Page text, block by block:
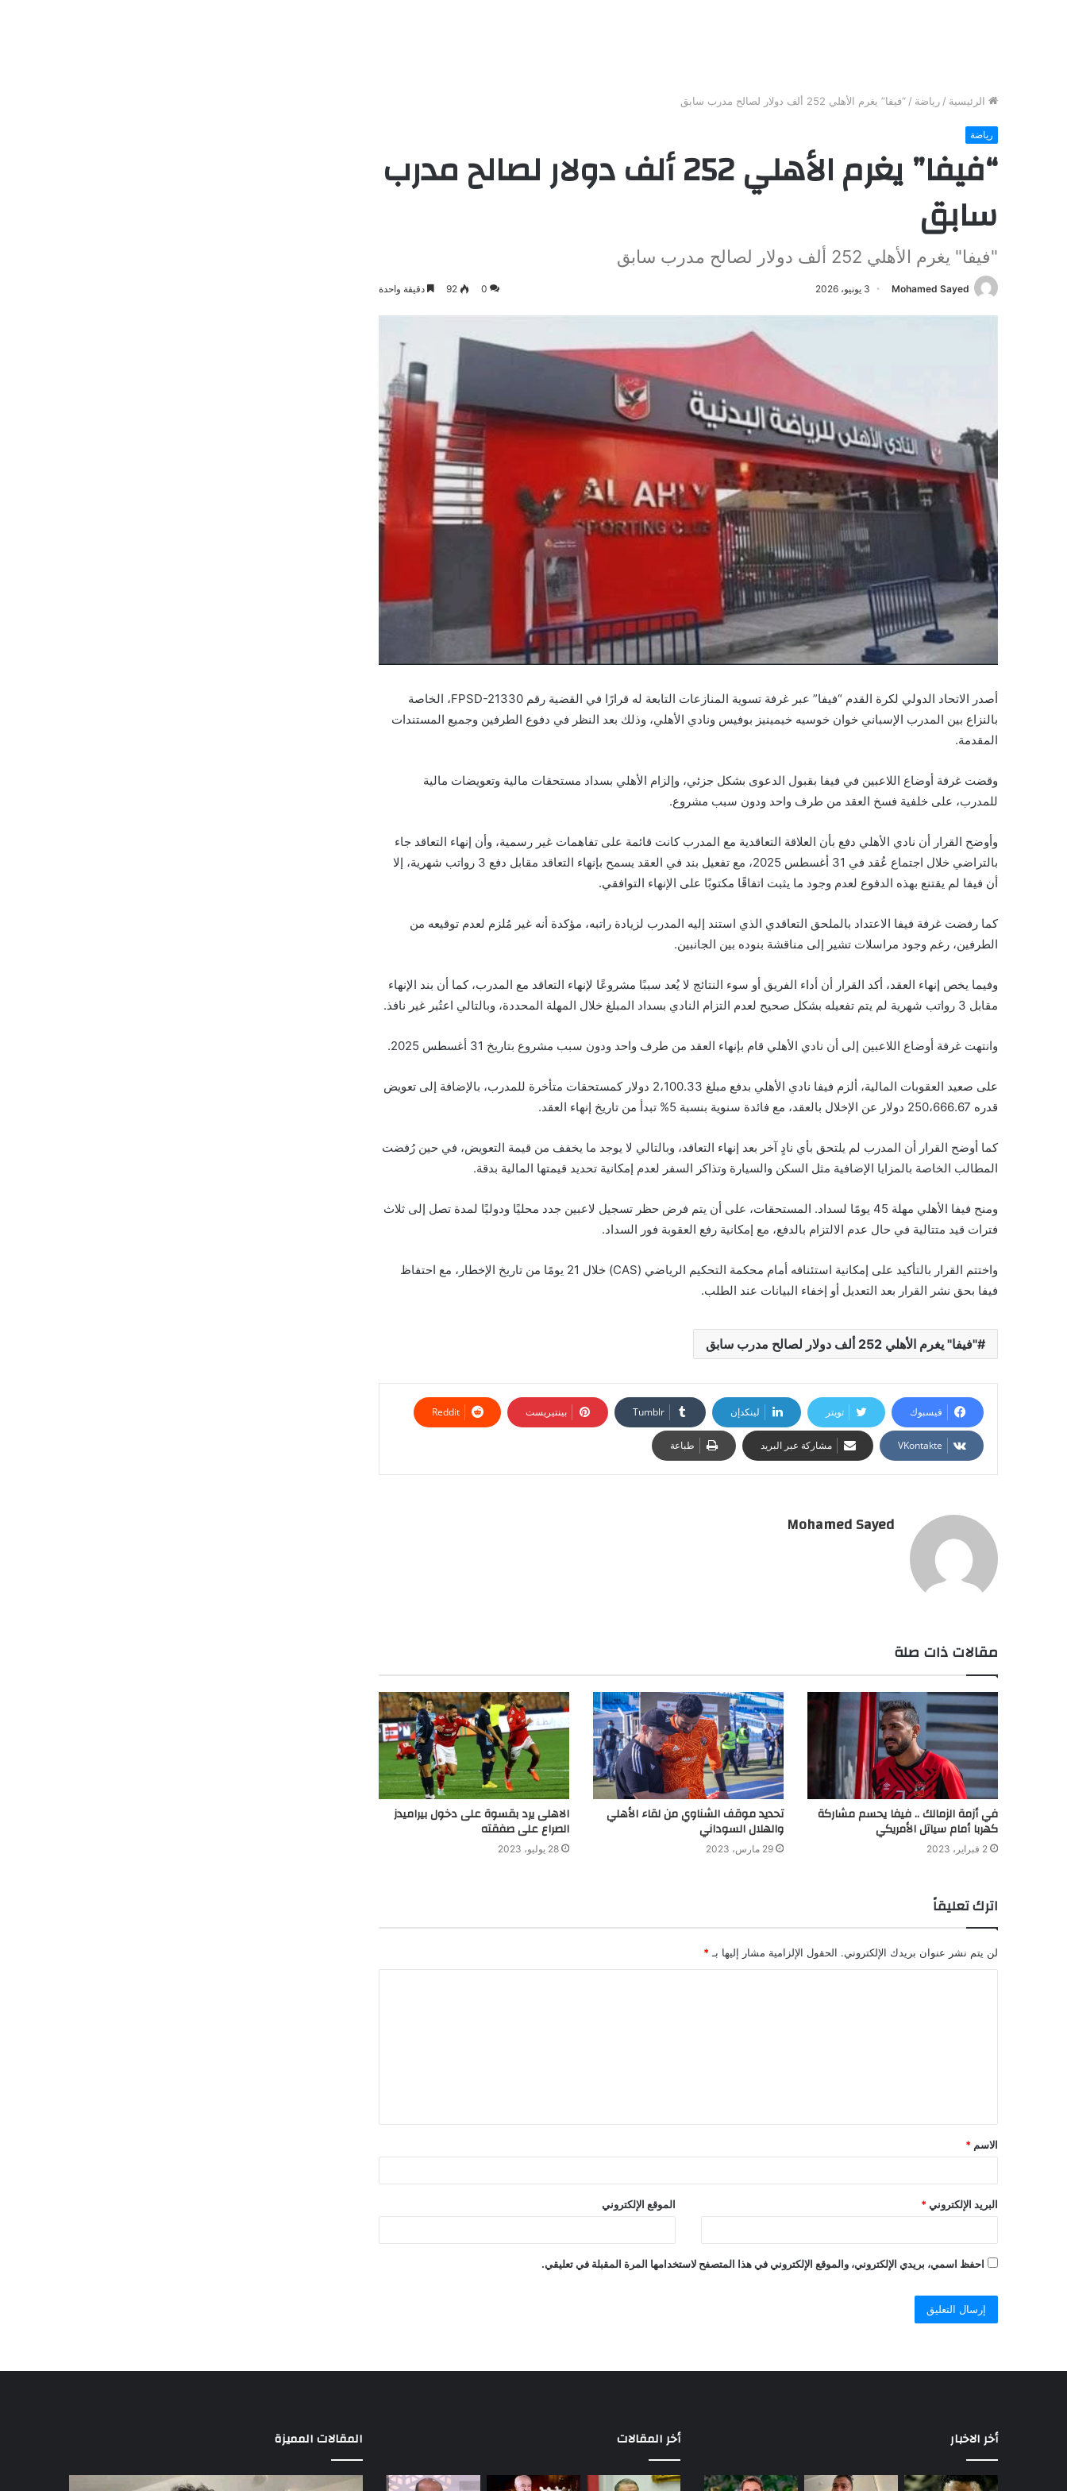
الرئيسية / رياضة / “فيفا” يغرم الأهلي 252 ألف دولار لصالح مدرب سابق
رياضة
“فيفا” يغرم الأهلي 252 ألف دولار لصالح مدرب
سابق
"فيفا" يغرم الأهلي 252 ألف دولار لصالح مدرب سابق
Mohamed Sayed 3 يونيو، 2026 0
92 دقيقة واحدة
أصدر الاتحاد الدولي لكرة القدم “فيفا” عبر غرفة تسوية المنازعات التابعة له قرارًا في القضية رقم FPSD-21330، الخاصة
بالنزاع بين المدرب الإسباني خوان خوسيه خيمينيز بوفيس ونادي الأهلي، وذلك بعد النظر في دفوع الطرفين وجميع المستندات
المقدمة.
وقضت غرفة أوضاع اللاعبين في فيفا بقبول الدعوى بشكل جزئي، وإلزام الأهلي بسداد مستحقات مالية وتعويضات مالية
للمدرب، على خلفية فسخ العقد من طرف واحد ودون سبب مشروع.
وأوضح القرار أن نادي الأهلي دفع بأن العلاقة التعاقدية مع المدرب كانت قائمة على تفاهمات غير رسمية، وأن إنهاء التعاقد جاء
بالتراضي خلال اجتماع عُقد في 31 أغسطس 2025، مع تفعيل بند في العقد يسمح بإنهاء التعاقد مقابل دفع 3 رواتب شهرية، إلا
أن فيفا لم يقتنع بهذه الدفوع لعدم وجود ما يثبت اتفاقًا مكتوبًا على الإنهاء التوافقي.
كما رفضت غرفة فيفا الاعتداد بالملحق التعاقدي الذي استند إليه المدرب لزيادة راتبه، مؤكدة أنه غير مُلزم لعدم توقيعه من
الطرفين، رغم وجود مراسلات تشير إلى مناقشة بنوده بين الجانبين.
وفيما يخص إنهاء العقد، أكد القرار أن أداء الفريق أو سوء النتائج لا يُعد سببًا مشروعًا لإنهاء التعاقد مع المدرب، كما أن بند الإنهاء
مقابل 3 رواتب شهرية لم يتم تفعيله بشكل صحيح لعدم التزام النادي بسداد المبلغ خلال المهلة المحددة، وبالتالي اعتُبر غير نافذ.
وانتهت غرفة أوضاع اللاعبين إلى أن نادي الأهلي قام بإنهاء العقد من طرف واحد ودون سبب مشروع بتاريخ 31 أغسطس 2025.
على صعيد العقوبات المالية، ألزم فيفا نادي الأهلي بدفع مبلغ 2،100.33 دولار كمستحقات متأخرة للمدرب، بالإضافة إلى تعويض
قدره 250،666.67 دولار عن الإخلال بالعقد، مع فائدة سنوية بنسبة 5% تبدأ من تاريخ إنهاء العقد.
كما أوضح القرار أن المدرب لم يلتحق بأي نادٍ آخر بعد إنهاء التعاقد، وبالتالي لا يوجد ما يخفف من قيمة التعويض، في حين رُفضت
المطالب الخاصة بالمزايا الإضافية مثل السكن والسيارة وتذاكر السفر لعدم إمكانية تحديد قيمتها المالية بدقة.
ومنح فيفا الأهلي مهلة 45 يومًا لسداد. المستحقات، على أن يتم فرض حظر تسجيل لاعبين جدد محليًا ودوليًا لمدة تصل إلى ثلاث
فترات قيد متتالية في حال عدم الالتزام بالدفع، مع إمكانية رفع العقوبة فور السداد.
واختتم القرار بالتأكيد على إمكانية استئنافه أمام محكمة التحكيم الرياضي (CAS) خلال 21 يومًا من تاريخ الإخطار، مع احتفاظ
فيفا بحق نشر القرار بعد التعديل أو إخفاء البيانات عند الطلب.
"فيفا" يغرم الأهلي 252 ألف دولار لصالح مدرب سابق
فيسبوك تويتر لينكدإن بينتيريست
مشاركة عبر البريد طباعة
Mohamed Sayed
مقالات ذات صلة
في أزمة الزمالك .. فيفا يحسم مشاركة
كهربا أمام سياتل الأمريكي
2 فبراير، 2023
تحديد موقف الشناوي من لقاء الأهلي
والهلال السوداني
29 مارس، 2023
الاهلى يرد بقسوة على دخول بيراميدز
الصراع على صفقته
28 يوليو، 2023
اترك تعليقاً
لن يتم نشر عنوان بريدك الإلكتروني. الحقول الإلزامية مشار إليها بـ *
الاسم *
البريد الإلكتروني * الموقع الإلكتروني
احفظ اسمي، بريدي الإلكتروني، والموقع الإلكتروني في هذا المتصفح لاستخدامها المرة المقبلة في تعليقي.
أخر الاخبار أخر المقالات المقالات المميزة
حمدي خوان «حبسونى